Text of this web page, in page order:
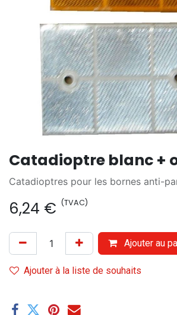
Catadioptre blanc +
Catadioptres pour les bornes anti-
6,24 € (TVAC)
Ajouter au
Ajouter à la liste de souhaits